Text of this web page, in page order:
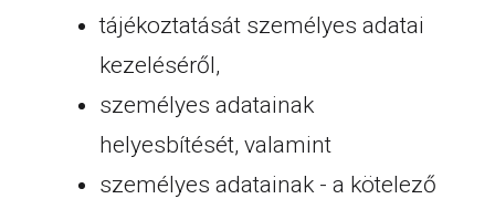
tájékoztatását személyes adatai
kezeléséről,
személyes adatainak
helyesbítését, valamint
személyes adatainak - a kötelező